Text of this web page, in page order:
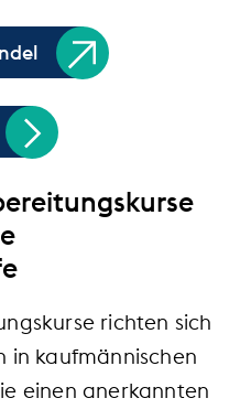
richten sich
in kaufmännischen
einen anerkannten